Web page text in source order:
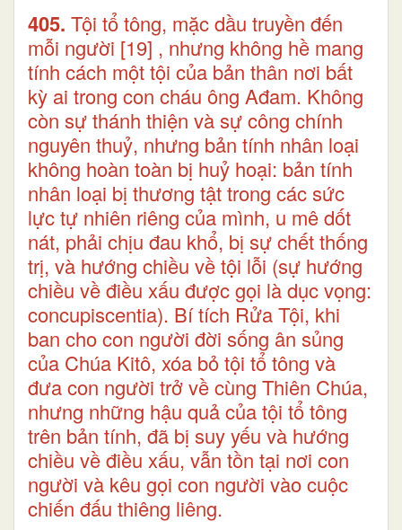
405. Tội tổ tông, mặc dầu truyền đến
mỗi người [19] , nhưng không hề mang
tính cách một tội của bản thân nơi bất
kỳ ai trong con cháu ông Ađam. Không
còn sự thánh thiện và sự công chính
nguyên thuỷ, nhưng bản tính nhân loại
không hoàn toàn bị huỷ hoại: bản tính
nhân loại bị thương tật trong các sức
lực tự nhiên riêng của mình, u mê dốt
nát, phải chịu đau khổ, bị sự chết thống
trị, và hướng chiều về tội lỗi (sự hướng
chiều về điều xấu được gọi là dục vọng:
concupiscentia). Bí tích Rửa Tội, khi
ban cho con người đời sống ân sủng
của Chúa Kitô, xóa bỏ tội tổ tông và
đưa con người trở về cùng Thiên Chúa,
nhưng những hậu quả của tội tổ tông
trên bản tính, đã bị suy yếu và hướng
chiều về điều xấu, vẫn tồn tại nơi con
người và kêu gọi con người vào cuộc
chiến đấu thiêng liêng.